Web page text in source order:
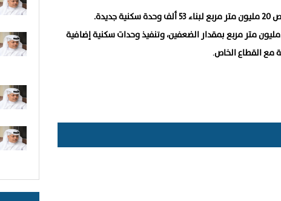
‏يهدف التخصيص لزيادة مساحة ضاحية الجوان السكنية من 10 ملايين متر مربع إلى 30 مليون متر مربع بمقدار الضعفين، وتنفيذ وحدات سكنية إضافية
.